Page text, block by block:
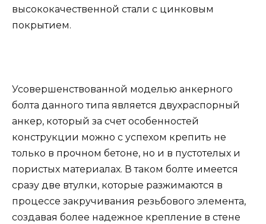
высококачественной стали с цинковым
покрытием.
Усовершенствованной моделью анкерного
болта данного типа является двухраспорный
анкер, который за счет особенностей
конструкции можно с успехом крепить не
только в прочном бетоне, но и в пустотелых и
пористых материалах. В таком болте имеется
сразу две втулки, которые разжимаются в
процессе закручивания резьбового элемента,
создавая более надежное крепление в стене